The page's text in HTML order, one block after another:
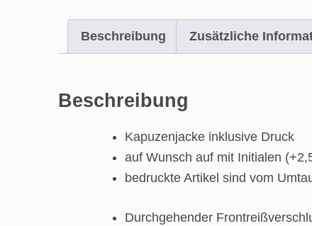
Beschreibung Zusätzliche
Beschreibung
Kapuzenjacke inklusive Druck
auf Wunsch auf mit Initialen
bedruckte Artikel sind vom
Durchgehender